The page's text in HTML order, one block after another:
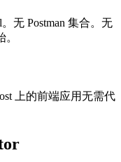
。无 Postman 集合。无
上的前端应用无需代